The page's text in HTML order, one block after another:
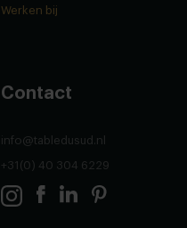
Werken bij
Contact
info@tabledusud.nl
+31(0) 40 304 6229